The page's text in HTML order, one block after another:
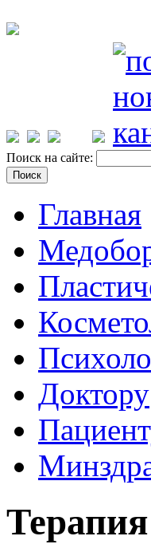
Поиск на сайте:
Главная
Доктору
Терапия